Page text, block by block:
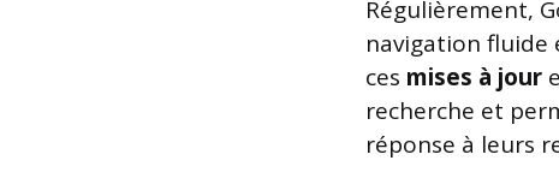
Régulièrement,
navigation fluide
ces mises à jour
recherche et
réponse à leurs